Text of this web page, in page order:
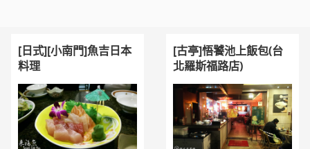
[古亭]悟饕池上飯包(台
北羅斯福路店)
[日式][小南門]魚吉日本
料理